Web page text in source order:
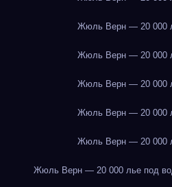
Жюль Верн — 20 000
Жюль Верн — 20 000
Жюль Верн — 20 000
Жюль Верн — 20 000
Жюль Верн — 20 000
Жюль Верн — 20 000 лье под